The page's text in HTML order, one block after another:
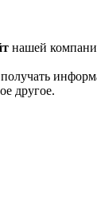
нашей
другое.